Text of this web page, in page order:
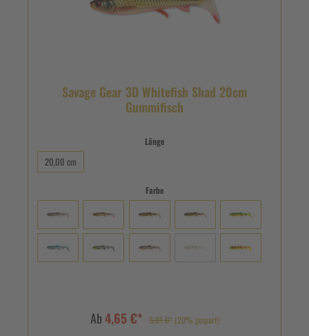
Savage Gear 3D Whitefish Shad 20cm
Gummifisch
Länge
20,00 cm
Farbe
Ab4,65 €* 5,81 €* (20% gespart)